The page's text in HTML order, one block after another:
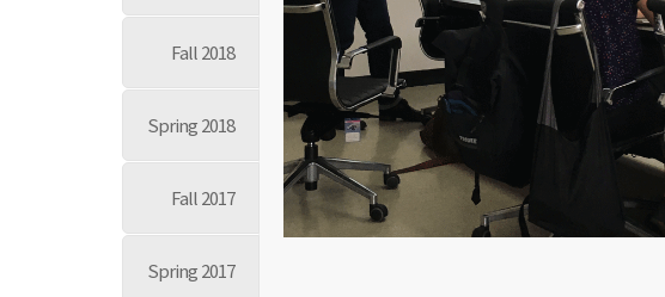
Fall 2018
Spring 2018
Fall 2017
Spring 2017